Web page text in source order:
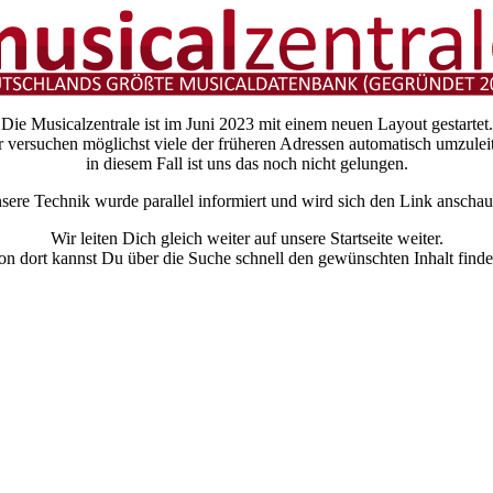
Die Musicalzentrale ist im Juni 2023 mit einem neuen Layout gestartet.
versuchen möglichst viele der früheren Adressen automatisch
in diesem Fall ist uns das noch nicht gelungen.
Technik wurde parallel informiert und wird sich den Link
Wir leiten Dich gleich weiter auf unsere Startseite weiter.
dort kannst Du über die Suche schnell den gewünschten Inhalt